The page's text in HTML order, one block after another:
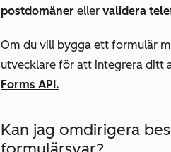
postdomäner eller validera
Om du vill bygga ett formulär
utvecklare för att integrera ditt
Forms API.
Kan jag omdirigera